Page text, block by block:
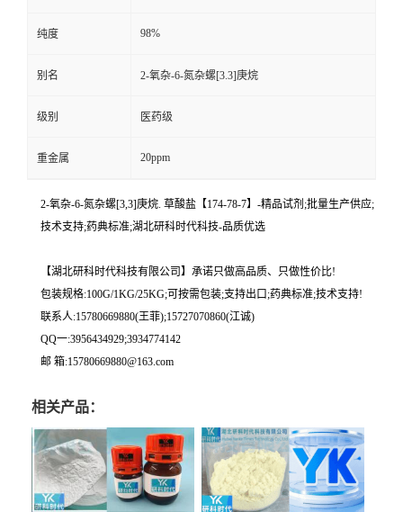
纯度 98%
别名 2-氧杂-6-氮杂螺[3.3]庚烷
级别 医药级
重金属 20ppm
2-氧杂-6-氮杂螺[3,3]庚烷. 草酸盐【174-78-7】-精品试剂;批量生产供应;
技术支持;药典标准;湖北研科时代科技-品质优选
【湖北研科时代科技有限公司】承诺只做高品质、只做性价比!
包装规格:100G/1KG/25KG;可按需包装;支持出口;药典标准;技术支持!
联系人:15780669880(王菲);15727070860(江诚)
QQ一:3956434929;3934774142
邮 箱:15780669880@163.com
相关产品：